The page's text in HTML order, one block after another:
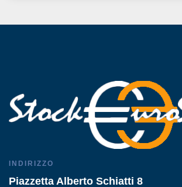
INDIRIZZO
Piazzetta Alberto Schiatti 8